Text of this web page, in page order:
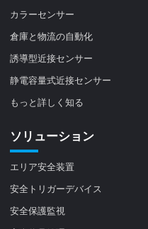
カラーセンサー
倉庫と物流の自動化
誘導型近接センサー
静電容量式近接センサー
もっと詳しく知る
ソリューション
エリア安全装置
安全トリガーデバイス
安全保護監視